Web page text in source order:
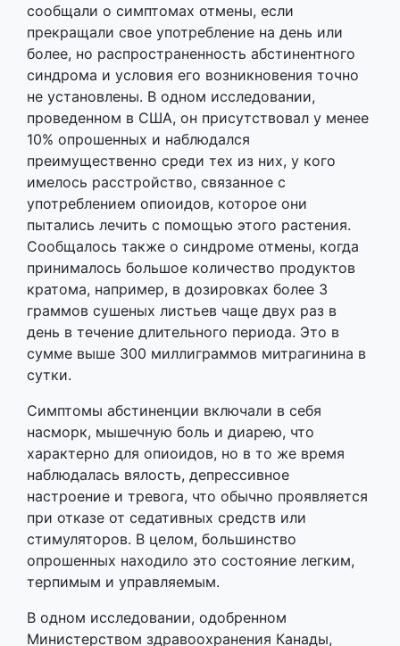
сообщали о симптомах отмены, если
прекращали свое употребление на день или
более, но распространенность абстинентного
синдрома и условия его возникновения точно
не установлены. В одном исследовании,
проведенном в США, он присутствовал у менее
10% опрошенных и наблюдался
преимущественно среди тех из них, у кого
имелось расстройство, связанное с
употреблением опиоидов, которое они
пытались лечить с помощью этого растения.
Сообщалось также о синдроме отмены, когда
принималось большое количество продуктов
кратома, например, в дозировках более 3
граммов сушеных листьев чаще двух раз в
день в течение длительного периода. Это в
сумме выше 300 миллиграммов митрагинина в
сутки.
Симптомы абстиненции включали в себя
насморк, мышечную боль и диарею, что
характерно для опиоидов, но в то же время
наблюдалась вялость, депрессивное
настроение и тревога, что обычно проявляется
при отказе от седативных средств или
стимуляторов. В целом, большинство
опрошенных находило это состояние легким,
терпимым и управляемым.
В одном исследовании, одобренном
Министерством здравоохранения Канады,